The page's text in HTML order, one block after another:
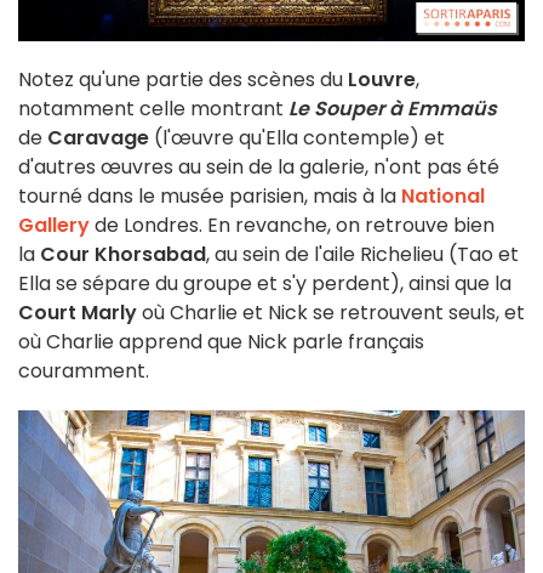
Notez qu'une partie des scènes du Louvre,
notamment celle montrant Le Souper à Emmaüs
de Caravage (l'œuvre qu'Ella contemple) et
d'autres œuvres au sein de la galerie, n'ont pas été
tourné dans le musée parisien, mais à la National
Galleryde Londres. En revanche, on retrouve bien
la Cour Khorsabad, au sein de l'aile Richelieu (Tao et
Ella se sépare du groupe et s'y perdent), ainsi que la
Court Marlyoù Charlie et Nick se retrouvent seuls, et
où Charlie apprend que Nick parle français
couramment.